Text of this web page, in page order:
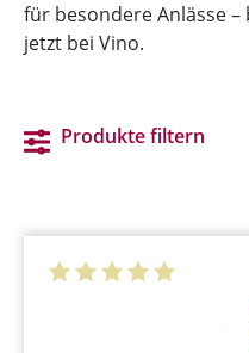
für besondere Anlässe
jetzt bei Vino.
Produkte filtern